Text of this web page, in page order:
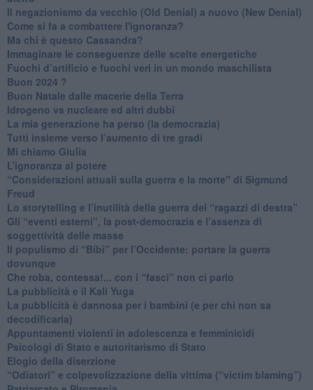
Il negazionismo da vecchio (Old Denial) a nuovo (New Denial)
Come si fa a combattere l'ignoranza?
Ma chi è questo Cassandra?
Immaginare le conseguenze delle scelte energetiche
​Fuochi d’artificio e fuochi veri in un mondo maschilista
Buon 2024 ?
​Buon Natale dalle macerie della Terra
​Idrogeno vs nucleare ed altri dubbi
​La mia generazione ha perso (la democrazia)
​Tutti insieme verso l’aumento di tre gradi
Mi chiamo Giulia
L’ignoranza al potere
​“Considerazioni attuali sulla guerra e la morte" di Sigmund
Freud
​Lo storytelling e l’inutilità della guerra dei “ragazzi di destra”
​Gli “eventi esterni”, la post-democrazia e l’assenza di
soggettività delle masse
​Il populismo di “Bibi” per l’Occidente: portare la guerra
dovunque
​Che roba, contessa!... con i “fasci” non ci parlo
La pubblicità e il Kali Yuga
​La pubblicità è dannosa per i bambini (e per chi non sa
decodificarla)
​Appuntamenti violenti in adolescenza e femminicidi
​Psicologi di Stato e autoritarismo di Stato
Elogio della diserzione
“Odiatori” e colpevolizzazione della vittima (“victim blaming”)